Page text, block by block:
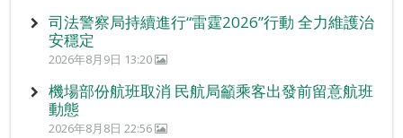
司法警察局持續進行“雷霆2026”行動 全力維護治
安穩定
2026年8月9日 13:20
機場部份航班取消 民航局籲乘客出發前留意航班
動態
2026年8月8日 22:56